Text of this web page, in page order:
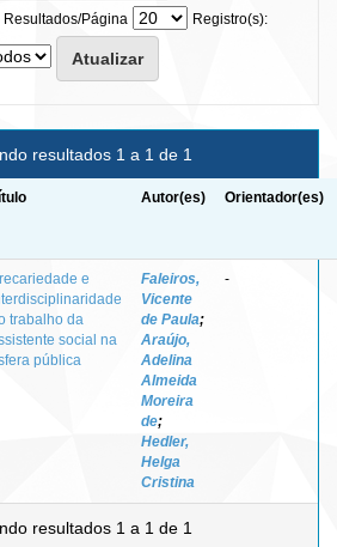
Resultados/Página
Registro(s):
resultados 1 a 1 de 1
Autor(es) Orientador(es)
e
trabalho da
social na
pública
Faleiros,
Vicente
de Paula;
Araújo,
Adelina
Almeida
Moreira
de;
Hedler,
Helga
Cristina
-
resultados 1 a 1 de 1